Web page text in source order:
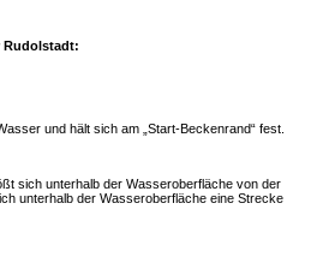
Rudolstadt:
und hält sich am „Start-Beckenrand“ fest.
sich unterhalb der Wasseroberfläche von der
unterhalb der Wasseroberfläche eine Strecke